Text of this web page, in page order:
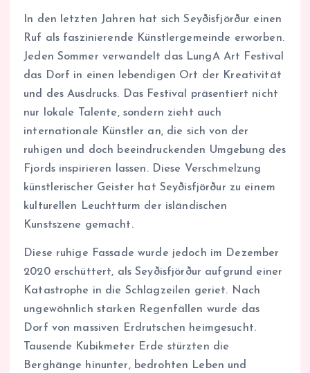
In den letzten Jahren hat sich Seyðisfjörður einen
Ruf als faszinierende Künstlergemeinde erworben.
Jeden Sommer verwandelt das LungA Art Festival
das Dorf in einen lebendigen Ort der Kreativität
und des Ausdrucks. Das Festival präsentiert nicht
nur lokale Talente, sondern zieht auch
internationale Künstler an, die sich von der
ruhigen und doch beeindruckenden Umgebung des
Fjords inspirieren lassen. Diese Verschmelzung
künstlerischer Geister hat Seyðisfjörður zu einem
kulturellen Leuchtturm der isländischen
Kunstszene gemacht.
Diese ruhige Fassade wurde jedoch im Dezember
2020 erschüttert, als Seyðisfjörður aufgrund einer
Katastrophe in die Schlagzeilen geriet. Nach
ungewöhnlich starken Regenfällen wurde das
Dorf von massiven Erdrutschen heimgesucht.
Tausende Kubikmeter Erde stürzten die
Berghänge hinunter, bedrohten Leben und